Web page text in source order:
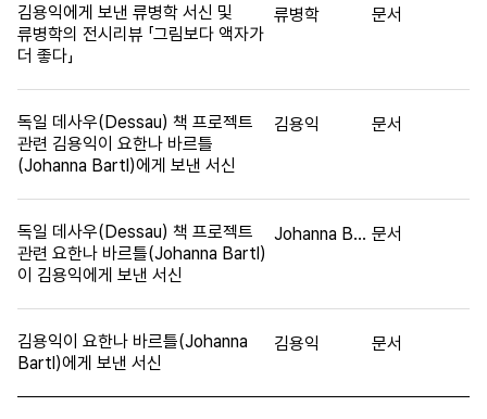
김용익에게 보낸 류병학 서신 및
류병학의 전시리뷰 「그림보다 액자가
더 좋다」
류병학 문서
독일 데사우(Dessau) 책 프로젝트
관련 김용익이 요한나 바르틀
(Johanna Bartl)에게 보낸 서신
김용익 문서
독일 데사우(Dessau) 책 프로젝트
관련 요한나 바르틀(Johanna Bartl)
이 김용익에게 보낸 서신
Johanna Bartl 문서
김용익이 요한나 바르틀(Johanna
Bartl)에게 보낸 서신
김용익 문서